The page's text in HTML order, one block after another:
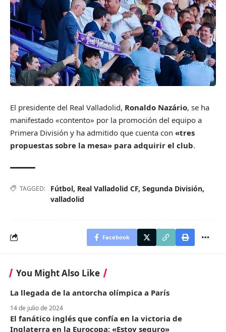
El presidente del Real Valladolid, Ronaldo Nazário, se ha
manifestado «contento» por la promoción del equipo a
Primera División y ha admitido que cuenta con «tres
propuestas sobre la mesa» para adquirir el club.
TAGGED: Fútbol, Real Valladolid CF, Segunda División,
valladolid
Facebook
You Might Also Like
La llegada de la antorcha olímpica a París
14 de julio de 2024
El fanático inglés que confía en la victoria de
Inglaterra en la Eurocopa: «Estoy seguro»